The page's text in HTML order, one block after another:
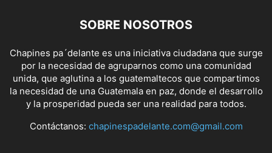
SOBRE NOSOTROS
Chapines pa´delante es una iniciativa ciudadana que surge
por la necesidad de agruparnos como una comunidad
unida, que aglutina a los guatemaltecos que compartimos
la necesidad de una Guatemala en paz, donde el desarrollo
y la prosperidad pueda ser una realidad para todos.
Contáctanos: chapinespadelante.com@gmail.com